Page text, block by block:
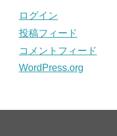
ログイン
投稿フィード
コメントフィード
WordPress.org